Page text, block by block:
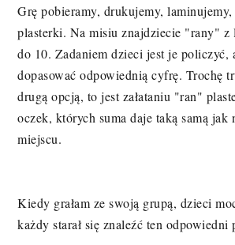
Grę pobieramy, drukujemy,
plasterki. Na misiu znajdziecie "rany" z
do 10. Zadaniem dzieci jest je policzyć,
dopasować odpowiednią cyfrę. Trochę
drugą opcją, to jest załataniu "ran"
oczek, których suma daje taką samą jak
miejscu.
Kiedy grałam ze swoją grupą, dzieci
każdy starał się znaleźć ten odpowiedni